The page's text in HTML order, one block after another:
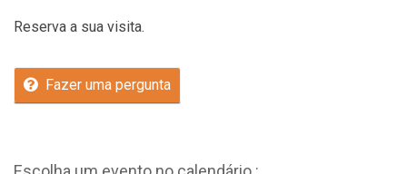
Reserva a sua visita.
Fazer uma pergunta